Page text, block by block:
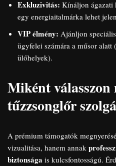
Exkluzivitás: Kínáljon ágazati
egy energiaitalmárka lehet
VIP élmény: Ajánljon
ügyfelei számára a műsor
ülőhelyek).
Miként válasszon
tűzzsonglőr
A prémium támogatók
vizualitása, hanem annak
biztonsága is kulcsfontosságú.